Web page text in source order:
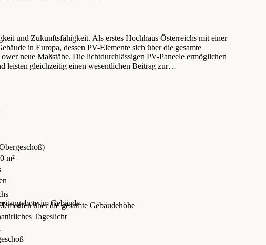
und Zukunftsfähigkeit. Als erstes Hochhaus Österreichs mit einer
in Europa, dessen PV-Elemente sich über die gesamte
neue Maßstäbe. Die lichtdurchlässigen PV-Paneele ermöglichen
leisten gleichzeitig einen wesentlichen Beitrag zur
m²
im Gebäude
über die gesamte Gebäudehöhe
Tageslicht